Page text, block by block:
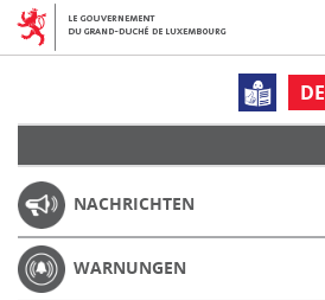
DE
NACHRICHTEN
WARNUNGEN